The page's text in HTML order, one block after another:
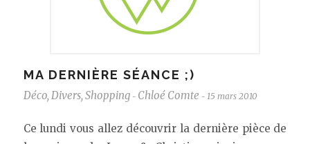
MA DERNIÈRE SÉANCE ;)
Déco, Divers, Shopping - Chloé Comte - 15 mars 2010
Ce lundi vous allez découvrir la dernière pièce de